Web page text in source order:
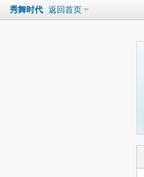
秀舞时代 返回首页